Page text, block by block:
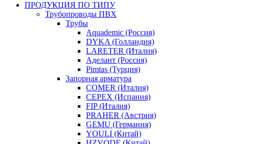
ПРОДУКЦИЯ ПО ТИПУ
Трубопроводы ПВХ
Трубы
Aquademic (Россия)
DYKA (Голландия)
LARETER (Италия)
Аделант (Россия)
Pimtas (Турция)
Запорная арматура
COMER (Италия)
CEPEX (Испания)
FIP (Италия)
PRAHER (Австрия)
GEMU (Германия)
YOULI (Китай)